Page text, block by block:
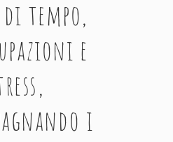
tempo,
e
i